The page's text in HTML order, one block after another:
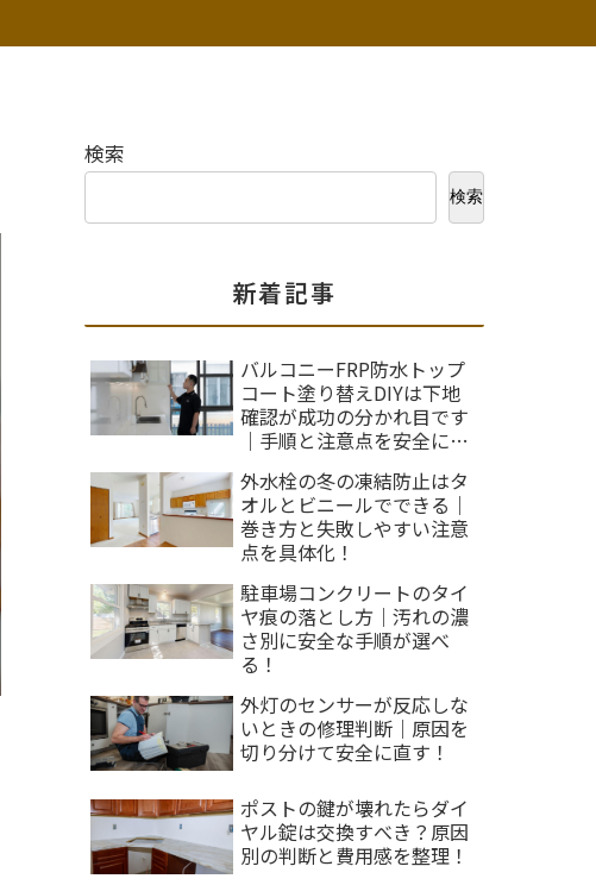
検索
検索
新着記事
バルコニーFRP防水トップ
コート塗り替えDIYは下地
確認が成功の分かれ目です
｜手順と注意点を安全に整
外水栓の冬の凍結防止はタ
オルとビニールでできる｜
巻き方と失敗しやすい注意
点を具体化！
駐車場コンクリートのタイ
ヤ痕の落とし方｜汚れの濃
さ別に安全な手順が選べ
る！
外灯のセンサーが反応しな
いときの修理判断｜原因を
切り分けて安全に直す！
ポストの鍵が壊れたらダイ
ヤル錠は交換すべき？原因
別の判断と費用感を整理！